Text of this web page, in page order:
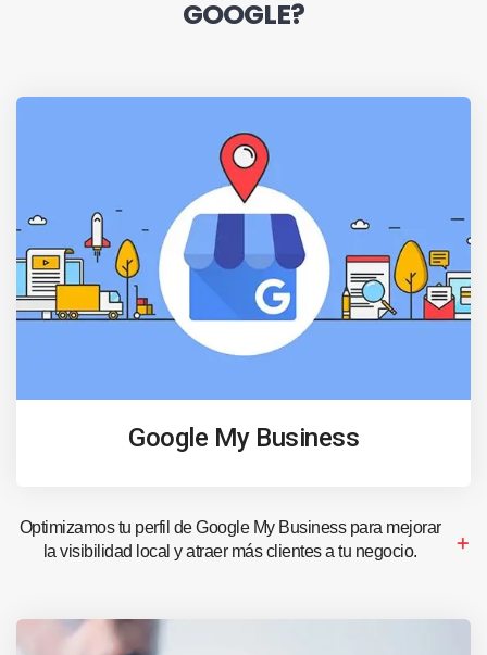
GOOGLE?
Google My Business
Optimizamos tu perfil de Google My Business para mejorar
la visibilidad local y atraer más clientes a tu negocio.